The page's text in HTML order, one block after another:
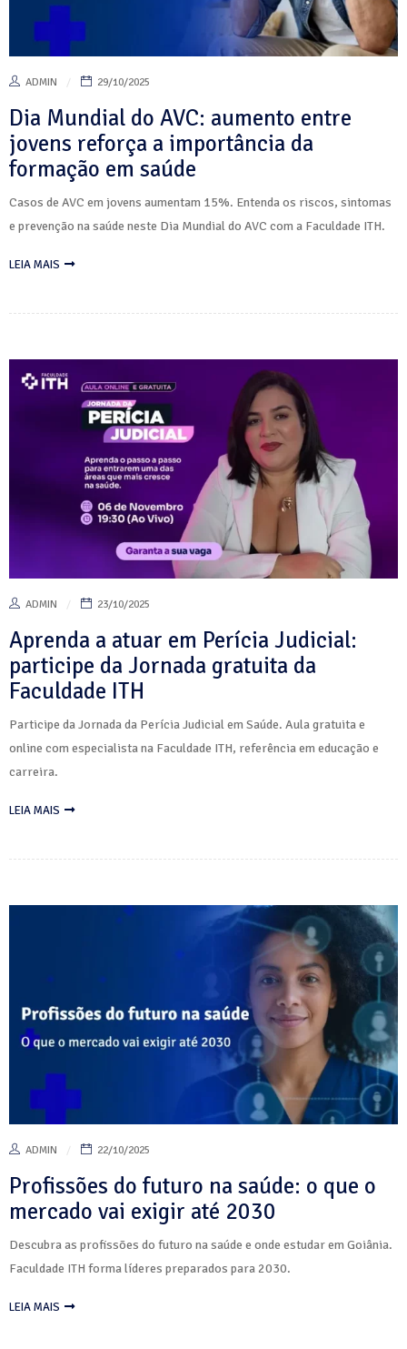
ADMIN 29/10/2025
Dia Mundial do AVC: aumento entre
jovens reforça a importância da
formação em saúde
Casos de AVC em jovens aumentam 15%. Entenda os riscos, sintomas
e prevenção na saúde neste Dia Mundial do AVC com a Faculdade ITH.
LEIA MAIS
ADMIN 23/10/2025
Aprenda a atuar em Perícia Judicial:
participe da Jornada gratuita da
Faculdade ITH
Participe da Jornada da Perícia Judicial em Saúde. Aula gratuita e
online com especialista na Faculdade ITH, referência em educação e
carreira.
LEIA MAIS
ADMIN 22/10/2025
Profissões do futuro na saúde: o que o
mercado vai exigir até 2030
Descubra as profissões do futuro na saúde e onde estudar em Goiânia.
Faculdade ITH forma líderes preparados para 2030.
LEIA MAIS